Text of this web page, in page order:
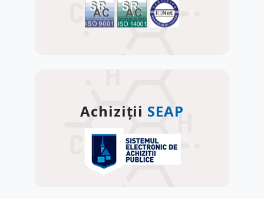
Achiziții SEAP